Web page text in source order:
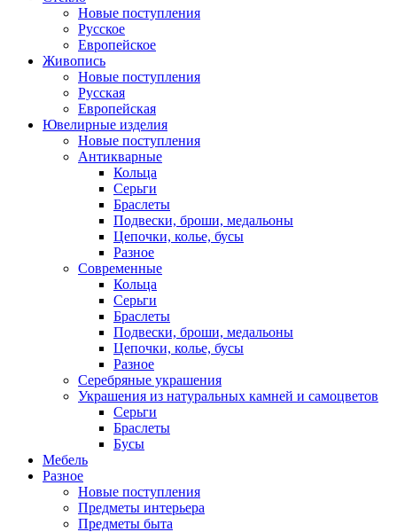
Новые поступления
Русское
Европейское
Живопись
Новые поступления
Русская
Европейская
Ювелирные изделия
Новые поступления
Антикварные
Кольца
Серьги
Браслеты
Подвески, броши, медальоны
Цепочки, колье, бусы
Разное
Современные
Кольца
Серьги
Браслеты
Подвески, броши, медальоны
Цепочки, колье, бусы
Разное
Серебряные украшения
Украшения из натуральных камней и самоцветов
Серьги
Браслеты
Бусы
Мебель
Разное
Новые поступления
Предметы интерьера
Предметы быта